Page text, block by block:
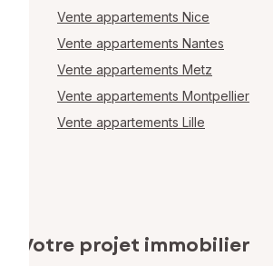
Vente appartements Nice
Vente appartements Nantes
Vente appartements Metz
Vente appartements Montpellier
Vente appartements Lille
Votre projet immobilier